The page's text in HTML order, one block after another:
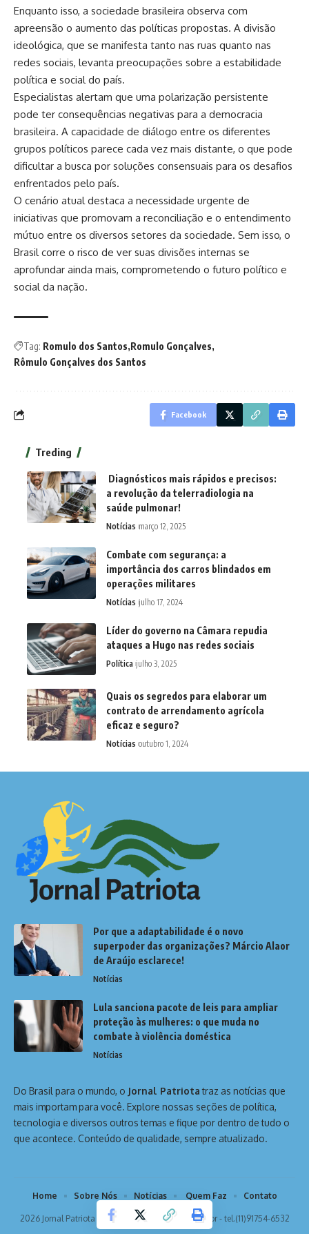
Enquanto isso, a sociedade brasileira observa com
apreensão o aumento das políticas propostas. A divisão
ideológica, que se manifesta tanto nas ruas quanto nas
redes sociais, levanta preocupações sobre a estabilidade
política e social do país.
Especialistas alertam que uma polarização persistente
pode ter consequências negativas para a democracia
brasileira. A capacidade de diálogo entre os diferentes
grupos políticos parece cada vez mais distante, o que pode
dificultar a busca por soluções consensuais para os desafios
enfrentados pelo país.
O cenário atual destaca a necessidade urgente de
iniciativas que promovam a reconciliação e o entendimento
mútuo entre os diversos setores da sociedade. Sem isso, o
Brasil corre o risco de ver suas divisões internas se
aprofundar ainda mais, comprometendo o futuro político e
social da nação.
Tag: Romulo dos Santos Romulo Gonçalves
Rômulo Gonçalves dos Santos
Facebook
Treding
Diagnósticos mais rápidos e precisos:
a revolução da telerradiologia na
saúde pulmonar!
Notícias março 12, 2025
Combate com segurança: a
importância dos carros blindados em
operações militares
Notícias julho 17, 2024
Líder do governo na Câmara repudia
ataques a Hugo nas redes sociais
Política julho 3, 2025
Quais os segredos para elaborar um
contrato de arrendamento agrícola
eficaz e seguro?
Notícias outubro 1, 2024
Por que a adaptabilidade é o novo
superpoder das organizações? Márcio Alaor
de Araújo esclarece!
Notícias
Lula sanciona pacote de leis para ampliar
proteção às mulheres: o que muda no
combate à violência doméstica
Notícias
Do Brasil para o mundo, o Jornal Patriotatraz as notícias que
mais importam para você. Explore nossas seções de política,
tecnologia e diversos outros temas e fique por dentro de tudo o
que acontece. Conteúdo de qualidade, sempre atualizado.
2026 Jornal Patriota - contato@jornalpatriota.com.br- tel.(11)91754-6532
Home Sobre Nós Notícias Quem Faz Contato